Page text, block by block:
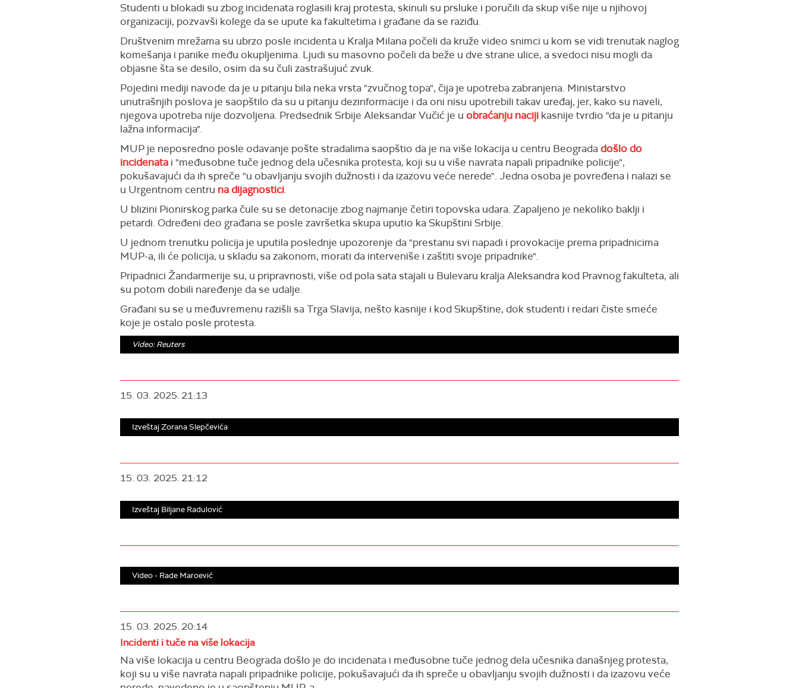
Studenti u blokadi su zbog incidenata roglasili kraj protesta, skinuli su prsluke i poručili da skup više nije u njihovoj
organizaciji, pozvavši kolege da se upute ka fakultetima i građane da se raziđu.
Društvenim mrežama su ubrzo posle incidenta u Kralja Milana počeli da kruže video snimci u kom se vidi trenutak naglog
komešanja i panike među okupljenima. Ljudi su masovno počeli da beže u dve strane ulice, a svedoci nisu mogli da
objasne šta se desilo, osim da su čuli zastrašujuć zvuk.
Pojedini mediji navode da je u pitanju bila neka vrsta "zvučnog topa", čija je upotreba zabranjena. Ministarstvo
unutrašnjih poslova je saopštilo da su u pitanju dezinformacije i da oni nisu upotrebili takav uređaj, jer, kako su naveli,
njegova upotreba nije dozvoljena. Predsednik Srbije Aleksandar Vučić je u obraćanju naciji kasnije tvrdio "da je u pitanju
lažna informacija".
MUP je neposredno posle odavanje pošte stradalima saopštio da je na više lokacija u centru Beograda došlo do
incidenata i "međusobne tuče jednog dela učesnika protesta, koji su u više navrata napali pripadnike policije",
pokušavajući da ih spreče "u obavljanju svojih dužnosti i da izazovu veće nerede". Jedna osoba je povređena i nalazi se
u Urgentnom centru na dijagnostici.
U blizini Pionirskog parka čule su se detonacije zbog najmanje četiri topovska udara. Zapaljeno je nekoliko baklji i
petardi. Određeni deo građana se posle završetka skupa uputio ka Skupštini Srbije.
U jednom trenutku policija je uputila poslednje upozorenje da "prestanu svi napadi i provokacije prema pripadnicima
MUP-a, ili će policija, u skladu sa zakonom, morati da interveniše i zaštiti svoje pripadnike".
Pripadnici Žandarmerije su, u pripravnosti, više od pola sata stajali u Bulevaru kralja Aleksandra kod Pravnog fakulteta, ali
su potom dobili naređenje da se udalje.
Građani su se u međuvremenu razišli sa Trga Slavija, nešto kasnije i kod Skupštine, dok studenti i redari čiste smeće
koje je ostalo posle protesta.
Video: Reuters
15. 03. 2025.21:13
Izveštaj Zorana Slepčevića
15. 03. 2025.21:12
Izveštaj Biljane Radulović
Video - Rade Maroević
15. 03. 2025.20:14
Incidenti i tuče na više lokacija
Na više lokacija u centru Beograda došlo je do incidenata i međusobne tuče jednog dela učesnika današnjeg protesta,
koji su u više navrata napali pripadnike policije, pokušavajući da ih spreče u obavljanju svojih dužnosti i da izazovu veće